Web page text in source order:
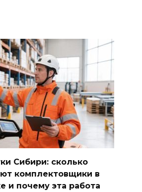
Сибири: сколько
комплектовщики в
и почему эта работа